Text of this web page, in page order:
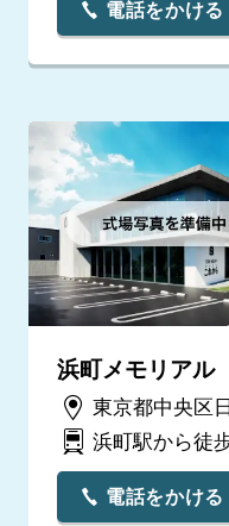
電話をかける
浜町メモリアル
東京都中央区
浜町駅から徒
電話をかける